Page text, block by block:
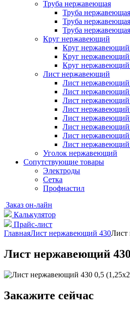
Труба нержавеющая
Труба
Труба
Труба
Круг нержавеющий
Круг нержавеющий
Круг нержавеющий
Круг нержавеющий
Лист нержавеющий
Лист нержавеющий
Лист нержавеющий
Лист нержавеющий
Лист нержавеющий
Лист нержавеющий
Лист нержавеющий
Лист
Лист
Уголок нержавеющий
Cопутствующие товары
Электроды
Сетка
Профнастил
Заказ он-лайн
Калькулятор
Прайс-лист
ГлавнаяЛист нержавеющий 430Лист
Лист нержавеющий 430
Закажите сейчас